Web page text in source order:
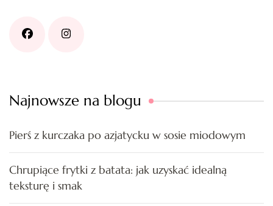
Najnowsze na blogu
Pierś z kurczaka po azjatycku w sosie miodowym
Chrupiące frytki z batata: jak uzyskać idealną
teksturę i smak